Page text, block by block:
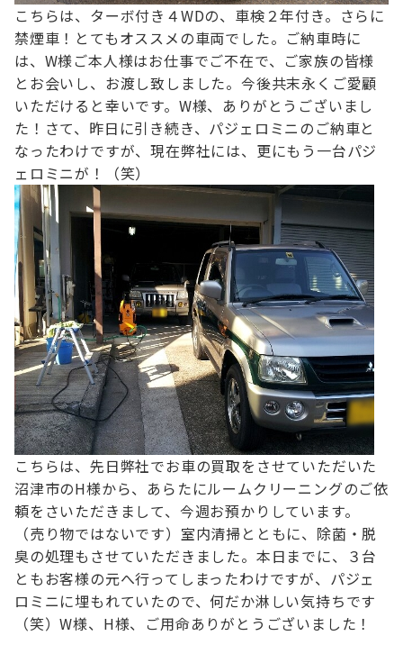
こちらは、ターボ付き４WDの、車検２年付き。さらに
禁煙車！ とてもオススメの車両でした。 ご納車時に
は、W様ご本人様はお仕事でご不在で、ご家族の皆様
とお会いし、お渡し致しました。 今後共末永くご愛顧
いただけると幸いです。 W様、ありがとうございまし
た！ さて、昨日に引き続き、パジェロミニのご納車と
なったわけですが、現在弊社には、更にもう一台パジ
ェロミニが！（笑）
こちらは、先日弊社でお車の買取をさせていただいた
沼津市のH様から、あらたにルームクリーニングのご依
頼をさいただきまして、今週お預かりしています。
（売り物ではないです） 室内清掃とともに、除菌・脱
臭の処理もさせていただきました。 本日までに、３台
ともお客様の元へ行ってしまったわけですが、 パジェ
ロミニに埋もれていたので、何だか淋しい気持ちです
（笑）W様、H様、ご用命ありがとうございました！